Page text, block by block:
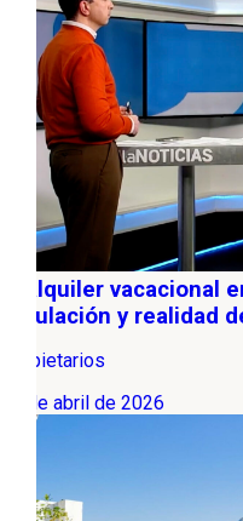
El alquiler vacacional
regulación y realidad
Propietarios
12 de abril de 2026